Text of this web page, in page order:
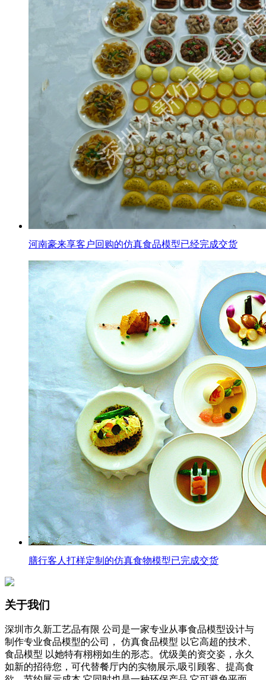
河南豪来享客户回购的仿真食品模型已经完成交货
膳行客人打样定制的仿真食物模型已完成交货
关于我们
深圳市久新工艺品有限 公司是一家专业从事食品模型设计与
制作专业食品模型的公司， 仿真食品模型 以它高超的技术、
食品模型 以她特有栩栩如生的形态。优级美的资交姿，永久
如新的招待您，可代替餐厅内的实物展示,吸引顾客、提高食